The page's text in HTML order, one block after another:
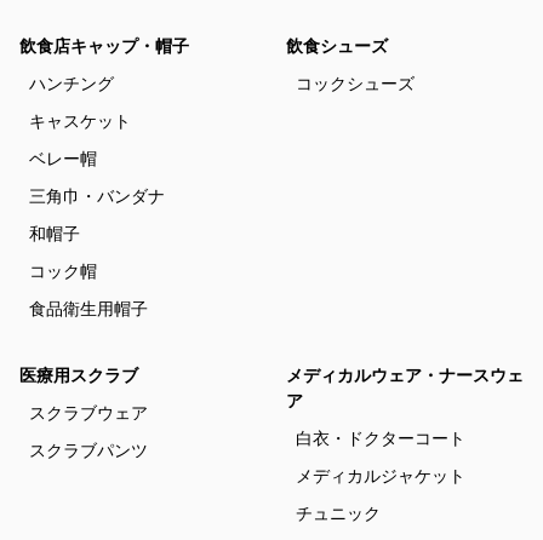
飲食店キャップ・帽子
ハンチング
キャスケット
ベレー帽
三角巾・バンダナ
和帽子
コック帽
食品衛生用帽子
飲食シューズ
コックシューズ
医療用スクラブ
スクラブウェア
スクラブパンツ
メディカルウェア・ナースウェ
ア
白衣・ドクターコート
メディカルジャケット
チュニック